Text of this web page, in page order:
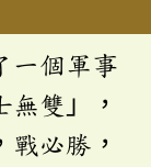
一個軍事
雙」，
必勝，